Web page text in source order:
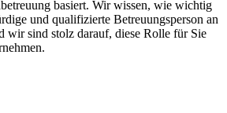
basiert. Wir wissen, wie wichtig
und qualifizierte Betreuungsperson an
wir sind stolz darauf, diese Rolle für Sie